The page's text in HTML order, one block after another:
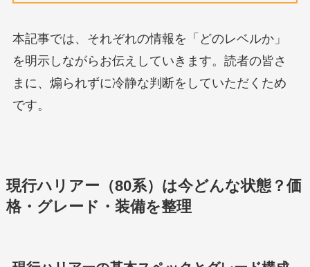
本記事では、それぞれの情報を「どのレベルか」
を明示しながらお伝えしていきます。読者の皆さ
まに、煽られずに冷静な判断をしていただくため
です。
現行ハリアー（80系）は今どんな状態？価
格・グレード・装備を整理